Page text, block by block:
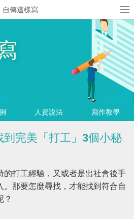
自傳這樣寫
人資說法 寫作教學
完美「打工」3個小秘
的打工經驗，又或者是出社會後手
。那要怎麼尋找，才能找到符合自
？